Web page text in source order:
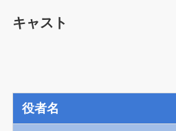
キャスト
役者名